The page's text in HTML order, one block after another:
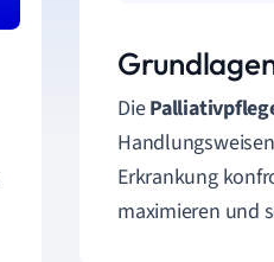
Die
Erkrankung
maximieren und